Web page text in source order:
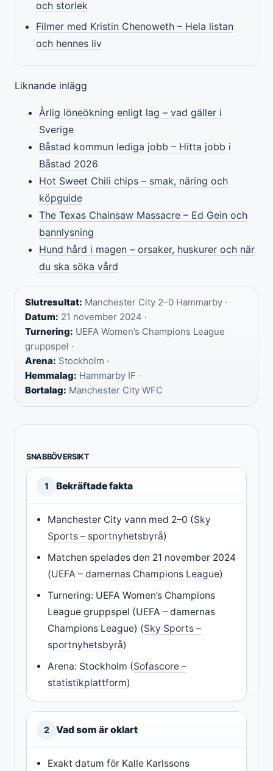
och storlek
Filmer med Kristin Chenoweth – Hela listan
och hennes liv
Liknande inlägg
Årlig löneökning enligt lag – vad gäller i
Sverige
Båstad kommun lediga jobb – Hitta jobb i
Båstad 2026
Hot Sweet Chili chips – smak, näring och
köpguide
The Texas Chainsaw Massacre – Ed Gein och
bannlysning
Hund hård i magen – orsaker, huskurer och när
du ska söka vård
Slutresultat: Manchester City 2–0 Hammarby ·
Datum: 21 november 2024 ·
Turnering: UEFA Women’s Champions League
gruppspel ·
Arena: Stockholm ·
Hemmalag: Hammarby IF ·
Bortalag: Manchester City WFC
SNABBÖVERSIKT
1 Bekräftade fakta
Manchester City vann med 2–0 (Sky
Sports – sportnyhetsbyrå)
Matchen spelades den 21 november 2024
(UEFA – damernas Champions League)
Turnering: UEFA Women’s Champions
League gruppspel (UEFA – damernas
Champions League) (Sky Sports –
sportnyhetsbyrå)
Arena: Stockholm (Sofascore –
statistikplattform)
2 Vad som är oklart
Exakt datum för Kalle Karlssons